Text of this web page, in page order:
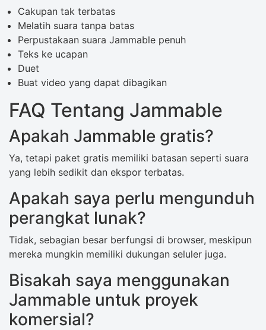
Cakupan tak terbatas
Melatih suara tanpa batas
Perpustakaan suara Jammable penuh
Teks ke ucapan
Duet
Buat video yang dapat dibagikan
FAQ Tentang Jammable
Apakah Jammable gratis?
Ya, tetapi paket gratis memiliki batasan seperti suara
yang lebih sedikit dan ekspor terbatas.
Apakah saya perlu mengunduh
perangkat lunak?
Tidak, sebagian besar berfungsi di browser, meskipun
mereka mungkin memiliki dukungan seluler juga.
Bisakah saya menggunakan
Jammable untuk proyek
komersial?